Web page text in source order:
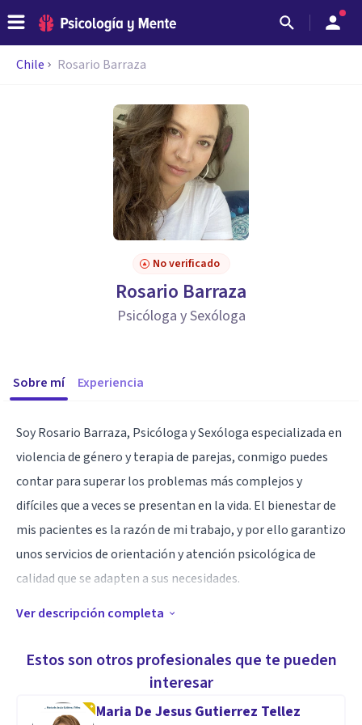
Chile Rosario Barraza
No verificado
Rosario Barraza
Psicóloga y Sexóloga
Sobre mí Experiencia
Soy Rosario Barraza, Psicóloga y Sexóloga especializada en
violencia de género y terapia de parejas, conmigo puedes
contar para superar los problemas más complejos y
difíciles que a veces se presentan en la vida. El bienestar de
mis pacientes es la razón de mi trabajo, y por ello garantizo
unos servicios de orientación y atención psicológica de
calidad que se adapten a sus necesidades.
a mi consulta privada, donde realizo atención psicológica a
adultos, familias y parejas. El bienestar de mis pacientes es
mi máxima prioridad e invierto el esfuerzo necesario para
Ver descripción completa
Estos son otros profesionales que te pueden
interesar
Maria De Jesus Gutierrez Tellez